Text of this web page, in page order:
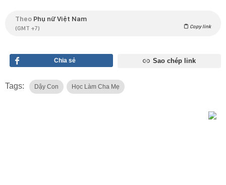
Theo Phụ nữ Việt Nam
(GMT +7) Copy link
Chia sẻ Sao chép link
Tags: Dậy Con Học Làm Cha Mẹ